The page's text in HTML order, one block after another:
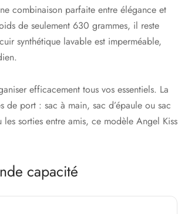
combinaison parfaite entre élégance et
de seulement 630 grammes, il reste
synthétique lavable est imperméable,
efficacement tous vos essentiels. La
port : sac à main, sac d’épaule ou sac
sorties entre amis, ce modèle Angel Kiss
capacité